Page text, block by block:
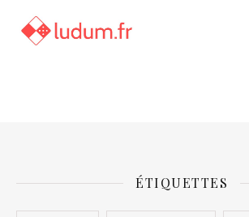
ÉTIQUETTES